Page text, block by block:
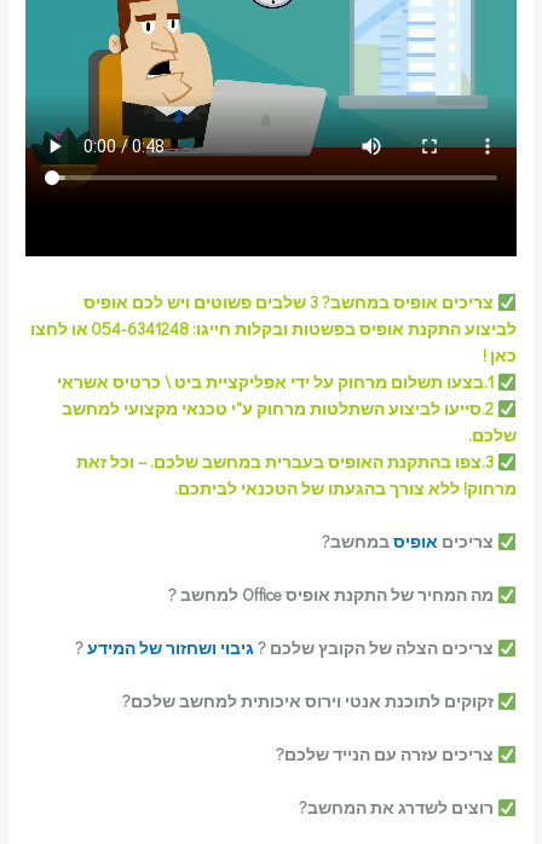
צריכים אופיסבמחשב? 3 שלבים פשוטים ויש לכם אופיס
לביצוע התקנת אופיס בפשטות ובקלות חייגו:
054-6341248 או לחצו
כאן !
2.סייעו לביצוע השתלטות מרחוק ע"י טכנאי מקצועי למחשב
שלכם.
3.צפו בהתקנת האופיס בעברית במחשב שלכם. – וכל זאת
מרחוק! ללא צורך בהגעתו של הטכנאי לביתכם.
צריכים אופיסבמחשב?
מה המחיר של התקנת אופיס Office למחשב ?
צריכים הצלה של הקובץ שלכם ?גיבוי ושחזור של המידע?
זקוקים לתוכנת אנטי וירוס איכותית למחשב שלכם?
צריכים עזרה עם הנייד שלכם?
רוצים לשדרג את המחשב?